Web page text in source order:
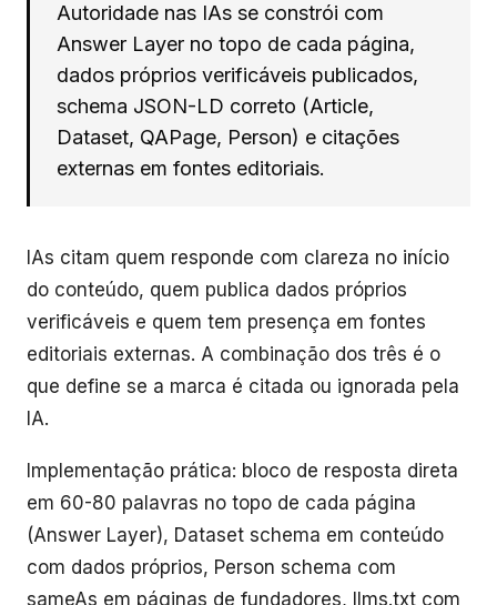
Autoridade nas IAs se constrói com
Answer Layer no topo de cada página,
dados próprios verificáveis publicados,
schema JSON-LD correto (Article,
Dataset, QAPage, Person) e citações
externas em fontes editoriais.
IAs citam quem responde com clareza no início
do conteúdo, quem publica dados próprios
verificáveis e quem tem presença em fontes
editoriais externas. A combinação dos três é o
que define se a marca é citada ou ignorada pela
IA.
Implementação prática: bloco de resposta direta
em 60-80 palavras no topo de cada página
(Answer Layer), Dataset schema em conteúdo
com dados próprios, Person schema com
sameAs em páginas de fundadores, llms.txt com